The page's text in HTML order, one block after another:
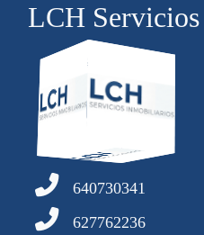
LCH
640730341
627762236